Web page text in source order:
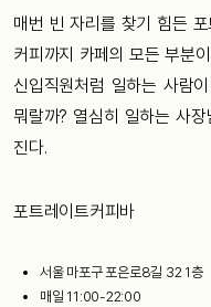
매번 빈 자리를 찾기 힘든
커피까지 카페의 모든 부분
신입직원처럼 일하는 사람
뭐랄까? 열심히 일하는 사
진다.
포트레이트커피바
서울 마포구 포은로8길 32 1층
매일 11:00-22:00